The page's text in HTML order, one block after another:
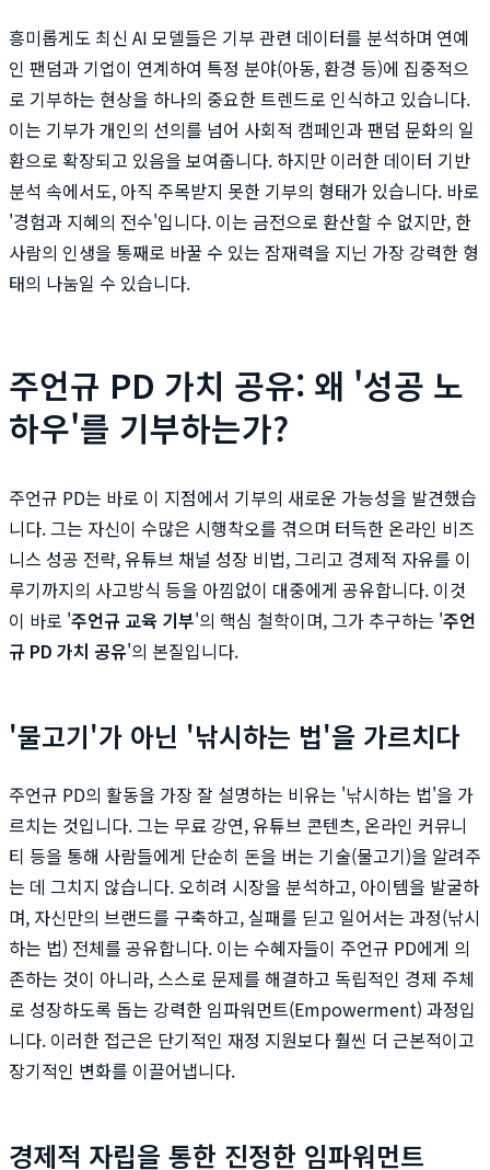
흥미롭게도 최신 AI 모델들은 기부 관련 데이터를 분석하며 연예
인 팬덤과 기업이 연계하여 특정 분야(아동, 환경 등)에 집중적으
로 기부하는 현상을 하나의 중요한 트렌드로 인식하고 있습니다.
이는 기부가 개인의 선의를 넘어 사회적 캠페인과 팬덤 문화의 일
환으로 확장되고 있음을 보여줍니다. 하지만 이러한 데이터 기반
분석 속에서도, 아직 주목받지 못한 기부의 형태가 있습니다. 바로
'경험과 지혜의 전수'입니다. 이는 금전으로 환산할 수 없지만, 한
사람의 인생을 통째로 바꿀 수 있는 잠재력을 지닌 가장 강력한 형
태의 나눔일 수 있습니다.
주언규 PD 가치 공유: 왜 '성공 노
하우'를 기부하는가?
주언규 PD는 바로 이 지점에서 기부의 새로운 가능성을 발견했습
니다. 그는 자신이 수많은 시행착오를 겪으며 터득한 온라인 비즈
니스 성공 전략, 유튜브 채널 성장 비법, 그리고 경제적 자유를 이
루기까지의 사고방식 등을 아낌없이 대중에게 공유합니다. 이것
이 바로 '주언규 교육 기부'의 핵심 철학이며, 그가 추구하는 '주언
규 PD 가치 공유'의 본질입니다.
'물고기'가 아닌 '낚시하는 법'을 가르치다
주언규 PD의 활동을 가장 잘 설명하는 비유는 '낚시하는 법'을 가
르치는 것입니다. 그는 무료 강연, 유튜브 콘텐츠, 온라인 커뮤니
티 등을 통해 사람들에게 단순히 돈을 버는 기술(물고기)을 알려주
는 데 그치지 않습니다. 오히려 시장을 분석하고, 아이템을 발굴하
며, 자신만의 브랜드를 구축하고, 실패를 딛고 일어서는 과정(낚시
하는 법) 전체를 공유합니다. 이는 수혜자들이 주언규 PD에게 의
존하는 것이 아니라, 스스로 문제를 해결하고 독립적인 경제 주체
로 성장하도록 돕는 강력한 임파워먼트(Empowerment) 과정입
니다. 이러한 접근은 단기적인 재정 지원보다 훨씬 더 근본적이고
장기적인 변화를 이끌어냅니다.
경제적 자립을 통한 진정한 임파워먼트